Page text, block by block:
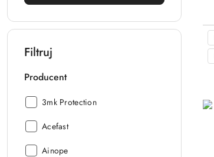
Filtruj
Producent
Producent:
3mk Protection
Producent:
Acefast
Producent:
Ainope